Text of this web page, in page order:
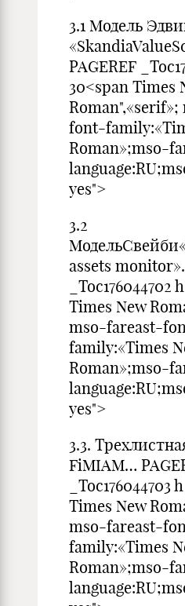
3.1 Модель
PAGEREF
30<span Times
font-
Roman»;mso-
yes">
3.2
assets monitor».
_Toc176044702
Times New
mso-fareast-
family:«Times
Roman»;mso-
yes">
3.3.
FiMIAM…
_Toc176044703
Times New
mso-fareast-
family:«Times
Roman»;mso-